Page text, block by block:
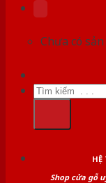
Chưa có
Tìm
kiếm:
HỆ
Shop cửa gỗ